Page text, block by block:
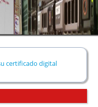
certificado digital